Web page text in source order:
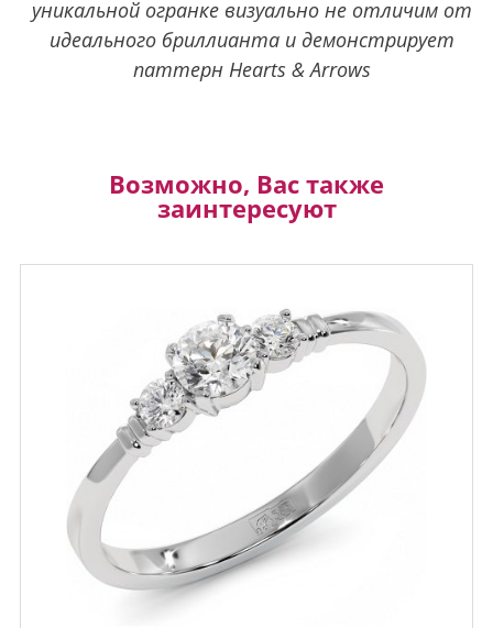
уникальной огранке визуально не отличим от
идеального бриллианта и демонстрирует
паттерн Hearts & Arrows
Возможно, Вас также
заинтересуют